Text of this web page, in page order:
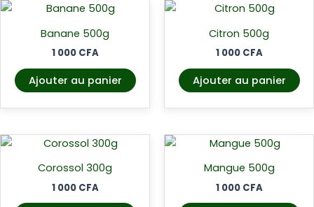
Banane 500g
1 000 CFA
Ajouter au panier
Citron 500g
1 000 CFA
Ajouter au panier
Corossol 300g
1 000 CFA
Mangue 500g
1 000 CFA